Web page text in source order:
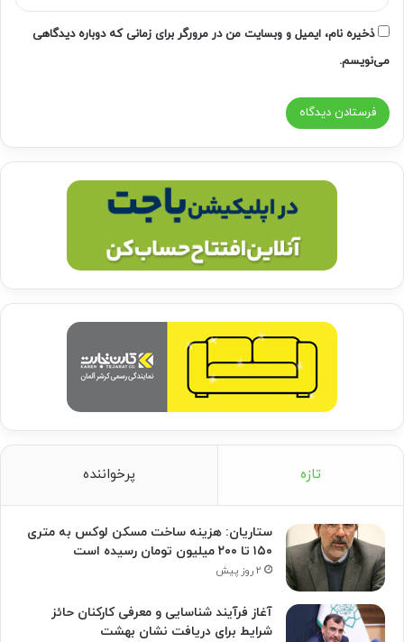
ذخیره نام، ایمیل و وبسایت من در مرورگر برای زمانی که دوباره دیدگاهی
می‌نویسم.
تازه پرخواننده
ستاریان: هزینه ساخت مسکن لوکس به متری
۱۵۰ تا ۲۰۰ میلیون تومان رسیده است
۲ روز پیش
آغاز فرآیند شناسایی و معرفی کارکنان حائز
شرایط برای دریافت نشان بهشت